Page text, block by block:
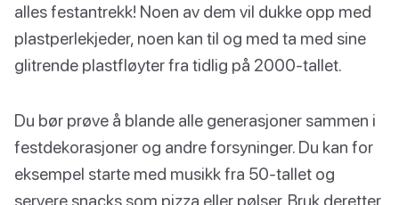
alles festantrekk! Noen av dem vil dukke opp med
plastperlekjeder, noen kan til og med ta med sine
glitrende plastfløyter fra tidlig på 2000-tallet.
Du bør prøve å blande alle generasjoner sammen i
festdekorasjoner og andre forsyninger. Du kan for
eksempel starte med musikk fra 50-tallet og
servere snacks som pizza eller pølser. Bruk deretter